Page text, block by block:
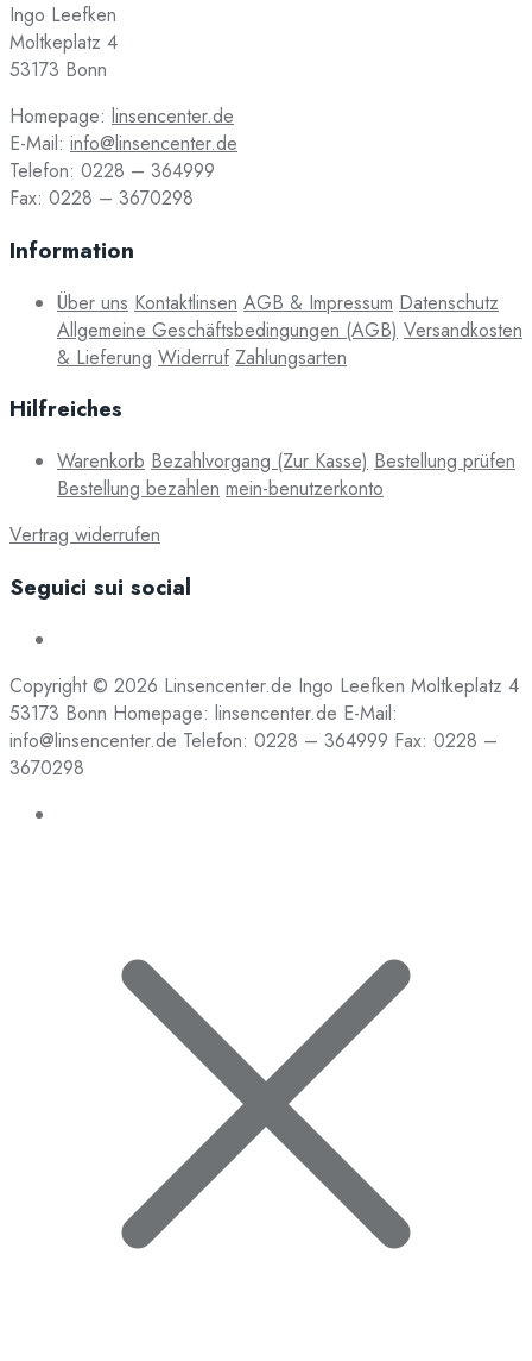
Ingo Leefken
Moltkeplatz 4
53173 Bonn
Homepage: linsencenter.de
E-Mail: info@linsencenter.de
Telefon: 0228 – 364999
Fax: 0228 – 3670298
Information
Über uns Kontaktlinsen AGB & Impressum Datenschutz
Allgemeine Geschäftsbedingungen (AGB) Versandkosten
& Lieferung Widerruf Zahlungsarten
Hilfreiches
Warenkorb Bezahlvorgang (Zur Kasse) Bestellung prüfen
Bestellung bezahlen mein-benutzerkonto
Vertrag widerrufen
Seguici sui social
Copyright © 2026 Linsencenter.de Ingo Leefken Moltkeplatz 4
53173 Bonn Homepage: linsencenter.de E-Mail:
info@linsencenter.de Telefon: 0228 – 364999 Fax: 0228 –
3670298